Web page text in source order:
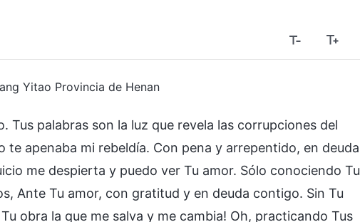
Yitao Provincia de Henan
Tus palabras son la luz que revela las corrupciones del
apenaba mi rebeldía. Con pena y arrepentido, en deuda
me despierta y puedo ver Tu amor. Sólo conociendo Tu
Ante Tu amor, con gratitud y en deuda contigo. Sin Tu
obra la que me salva y me cambia! Oh, practicando Tus